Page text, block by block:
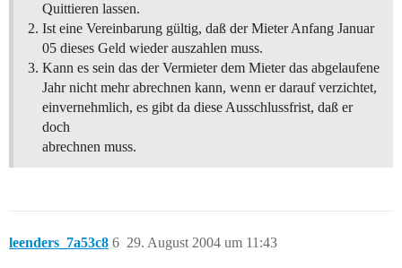
Quittieren lassen.
Ist eine Vereinbarung gültig, daß der Mieter Anfang Januar
05 dieses Geld wieder auszahlen muss.
Kann es sein das der Vermieter dem Mieter das abgelaufene
Jahr nicht mehr abrechnen kann, wenn er darauf verzichtet,
einvernehmlich, es gibt da diese Ausschlussfrist, daß er
doch
abrechnen muss.
leenders_7a53c8 29. August 2004 um 11:43
6